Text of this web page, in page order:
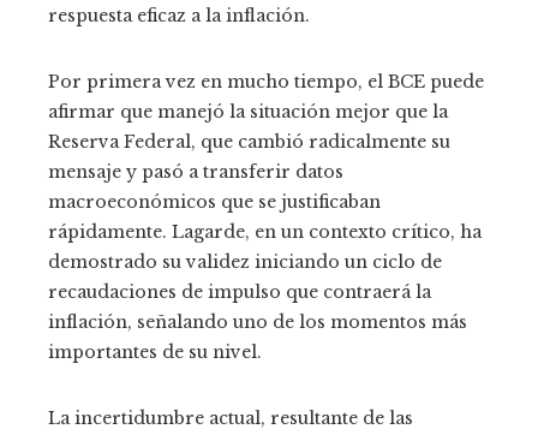
respuesta eficaz a la inflación.
Por primera vez en mucho tiempo, el BCE puede
afirmar que manejó la situación mejor que la
Reserva Federal, que cambió radicalmente su
mensaje y pasó a transferir datos
macroeconómicos que se justificaban
rápidamente. Lagarde, en un contexto crítico, ha
demostrado su validez iniciando un ciclo de
recaudaciones de impulso que contraerá la
inflación, señalando uno de los momentos más
importantes de su nivel.
La incertidumbre actual, resultante de las